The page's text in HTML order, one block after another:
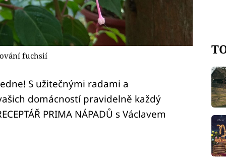
fuchsií
S užitečnými radami a
domácností pravidelně každý
PRIMA NÁPADŮ s Václavem